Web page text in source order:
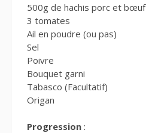
500g de hachis porc et bœuf
3 tomates
Ail en poudre (ou pas)
Sel
Poivre
Bouquet garni
Tabasco (Facultatif)
Origan
Progression :